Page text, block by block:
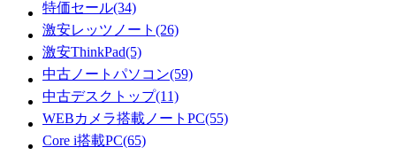
特価セール(34)
激安レッツノート(26)
激安ThinkPad(5)
中古ノートパソコン(59)
中古デスクトップ(11)
WEBカメラ搭載ノートPC(55)
Core i搭載PC(65)